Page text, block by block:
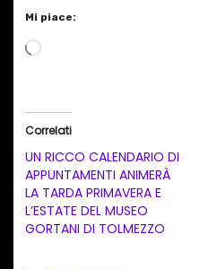
Mi piace:
C
a
m
e
Correlati
UN RICCO CALENDARIO DI
APPUNTAMENTI ANIMERÀ
LA TARDA PRIMAVERA E
L’ESTATE DEL MUSEO
GORTANI DI TOLMEZZO